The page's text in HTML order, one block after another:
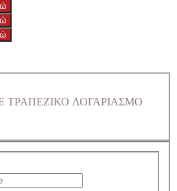
ΤΡΑΠΕΖΙΚΟ ΛΟΓΑΡΙΑΣΜΟ